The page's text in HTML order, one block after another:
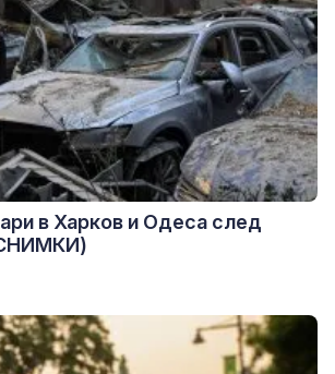
в Харков и Одеса след